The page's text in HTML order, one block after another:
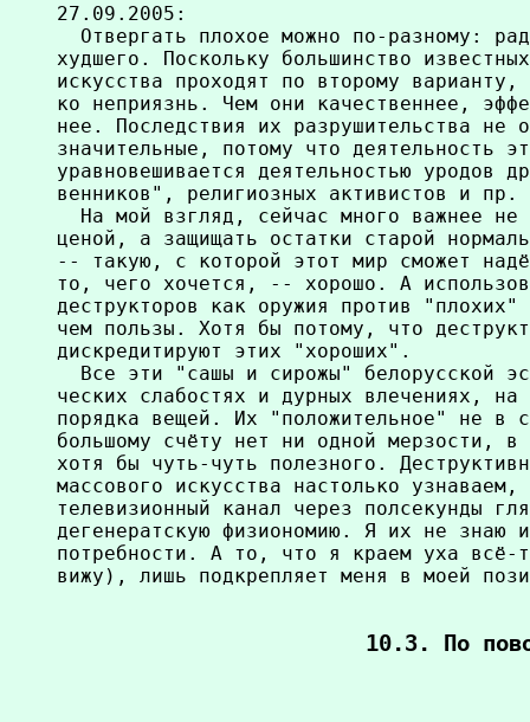
27.09.2005:
Отвергать плохое можно по-разному:
худшего. Поскольку большинство
искусства проходят по второму
ко неприязнь. Чем они качественнее,
нее. Последствия их разрушительства не
значительные, потому что деятельность
уравновешивается деятельностью уродов
венников", религиозных активистов и пр.
На мой взгляд, сейчас много важнее
ценой, а защищать остатки старой
-- такую, с которой этот мир сможет
то, чего хочется, -- хорошо. А
деструкторов как оружия против
чем пользы. Хотя бы потому, что
дискредитируют этих "хороших".
Все эти "сашы и сирожы" белорусской
ческих слабостях и дурных влечениях, на
порядка вещей. Их "положительное" не в
большому счёту нет ни одной мерзости, в
хотя бы чуть-чуть полезного.
массового искусства настолько
телевизионный канал через полсекунды
дегенератскую физиономию. Я их не знаю
потребности. А то, что я краем уха всё-
вижу), лишь подкрепляет меня в моей
10.3. По